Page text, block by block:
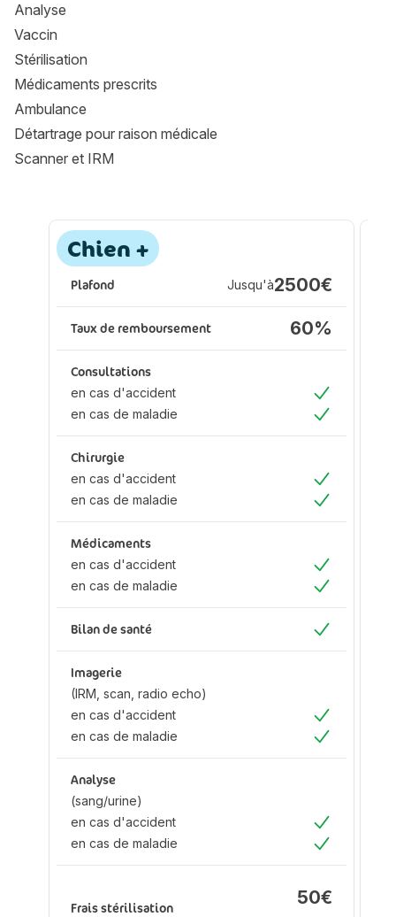
Analyse
Vaccin
Stérilisation
Médicaments prescrits
Ambulance
Détartrage pour raison médicale
Scanner et IRM
Assurance animaux :
Chien +
Plafond Jusqu'à2500€
Taux de remboursement 60%
Consultations
en cas d'accident
en cas de maladie
Oui
Oui
Chirurgie
en cas d'accident
en cas de maladie
Oui
Oui
Médicaments
en cas d'accident
en cas de maladie
Oui
Oui
Bilan de santé
Oui
Imagerie
(IRM, scan, radio echo)
en cas d'accident
en cas de maladie
Oui
Oui
Analyse
(sang/urine)
en cas d'accident
en cas de maladie
Oui
Oui
Frais stérilisation 50€